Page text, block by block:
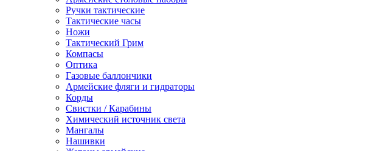
Ручки тактические
Тактические часы
Ножи
Тактический Грим
Компасы
Оптика
Газовые баллончики
Армейские фляги и гидраторы
Корды
Свистки / Карабины
Химический источник света
Мангалы
Нашивки